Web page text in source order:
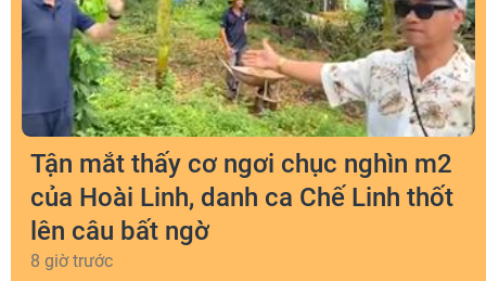
Tận mắt thấy cơ ngơi chục nghìn m2
của Hoài Linh, danh ca Chế Linh thốt
lên câu bất ngờ
8 giờ trước